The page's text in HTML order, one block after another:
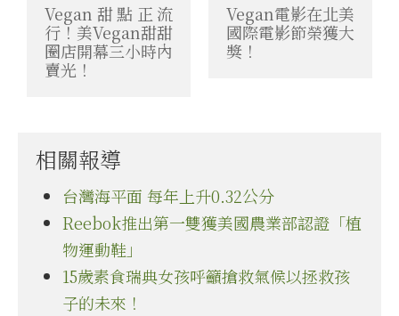
Vegan甜點正流
行！美Vegan甜甜
圈店開幕三小時內
賣光！
Vegan電影在北美
國際電影節榮獲大
獎！
相關報導
台灣海平面 每年上升0.32公分
Reebok推出第一雙獲美國農業部認證「植
物運動鞋」
15歲素食瑞典女孩呼籲搶救氣候以拯救孩
子的未來！